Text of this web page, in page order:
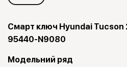
Смарт ключ Hyundai Tucson
95440-N9080
Модельний ряд